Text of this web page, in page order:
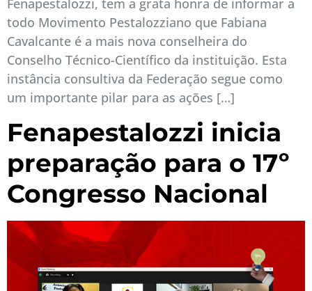
Fenapestalozzi, tem a grata honra de informar a
todo Movimento Pestalozziano que Fabiana
Cavalcante é a mais nova conselheira do
Conselho Técnico-Científico da instituição. Esta
instância consultiva da Federação segue como
um importante pilar para as ações […]
Fenapestalozzi inicia
preparação para o 17º
Congresso Nacional